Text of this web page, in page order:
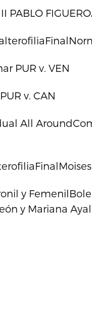
PABLO
PUR v. VEN
v. CAN
All
y
y Mariana